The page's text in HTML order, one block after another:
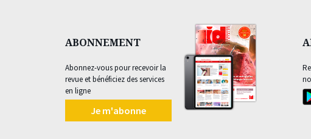
ABONNEMENT
Abonnez-vous pour recevoir la
revue et bénéficiez des services
en ligne
Je m'abonne